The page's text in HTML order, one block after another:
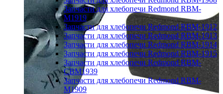
Запчасти для хлебопечи Redmond RBM-
M1919
Запчасти для хлебопечи Redmond RBM-1912
Запчасти для хлебопечи Redmond RBM-1913
Запчасти для хлебопечи Redmond RBM-1914
Запчасти для хлебопечи Redmond RBM-1915
Запчасти для хлебопечи Redmond RBM-
CBM1939
Запчасти для хлебопечи Redmond RBM-
M1909